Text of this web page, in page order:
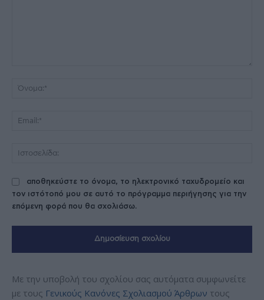
αποθηκεύστε το όνομα, το ηλεκτρονικό ταχυδρομείο και
τον ιστότοπό μου σε αυτό το πρόγραμμα περιήγησης για την
επόμενη φορά που θα σχολιάσω.
Με την υποβολή του σχολίου σας αυτόματα συμφωνείτε
με τους Γενικούς Κανόνες Σχολιασμού Άρθρων τους